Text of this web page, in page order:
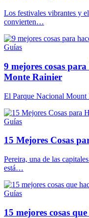
Los festivales vibrantes y
convierten…
Guías
9 mejores cosas
Monte Rainier
El Parque Nacional
Guías
15 Mejores Cosas
Pereira, una de las
está…
Guías
15 mejores cosas